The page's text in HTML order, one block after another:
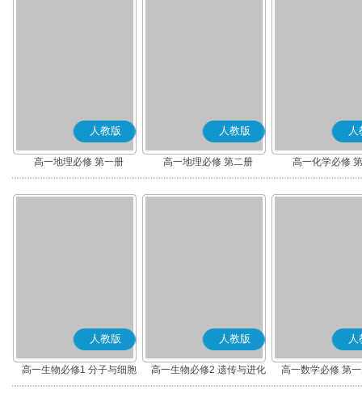
人教版
高一地理必修 第一册
人教版
高一地理必修 第二册
人
高一化学必修
人教版
高一生物必修1 分子与细胞
人教版
高一生物必修2 遗传与进化
人
高一数学必修 第